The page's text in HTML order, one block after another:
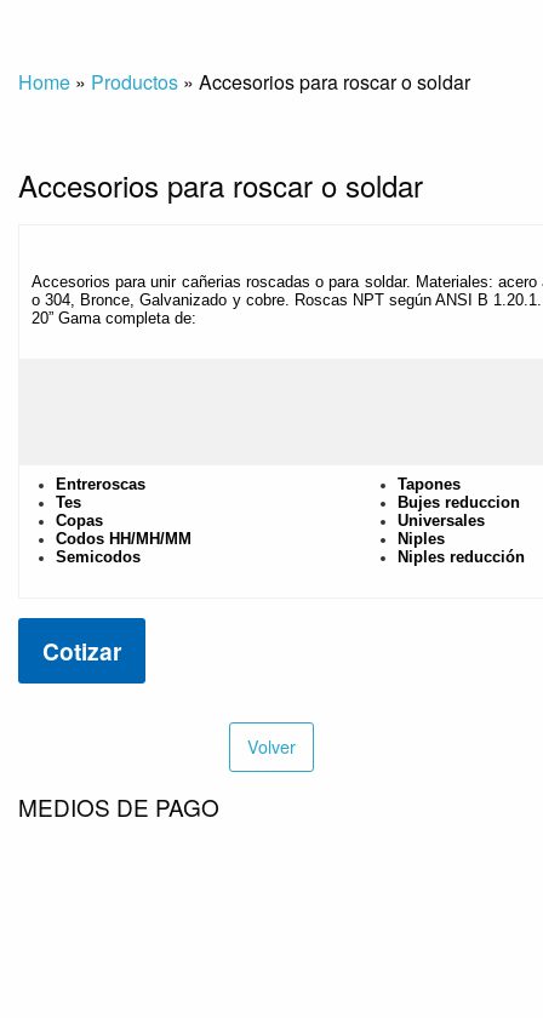
Home » Productos » Accesorios para roscar o soldar
Accesorios para roscar o soldar
Accesorios para unir cañerias roscadas o para soldar. Materiales:
o 304, Bronce, Galvanizado y cobre. Roscas NPT según ANSI B
20” Gama completa de:
Entreroscas
Tes
Copas
Codos HH/MH/MM
Semicodos
Tapones
Bujes reduccion
Universales
Niples
Niples reducción
Cotizar
Volver
MEDIOS DE PAGO